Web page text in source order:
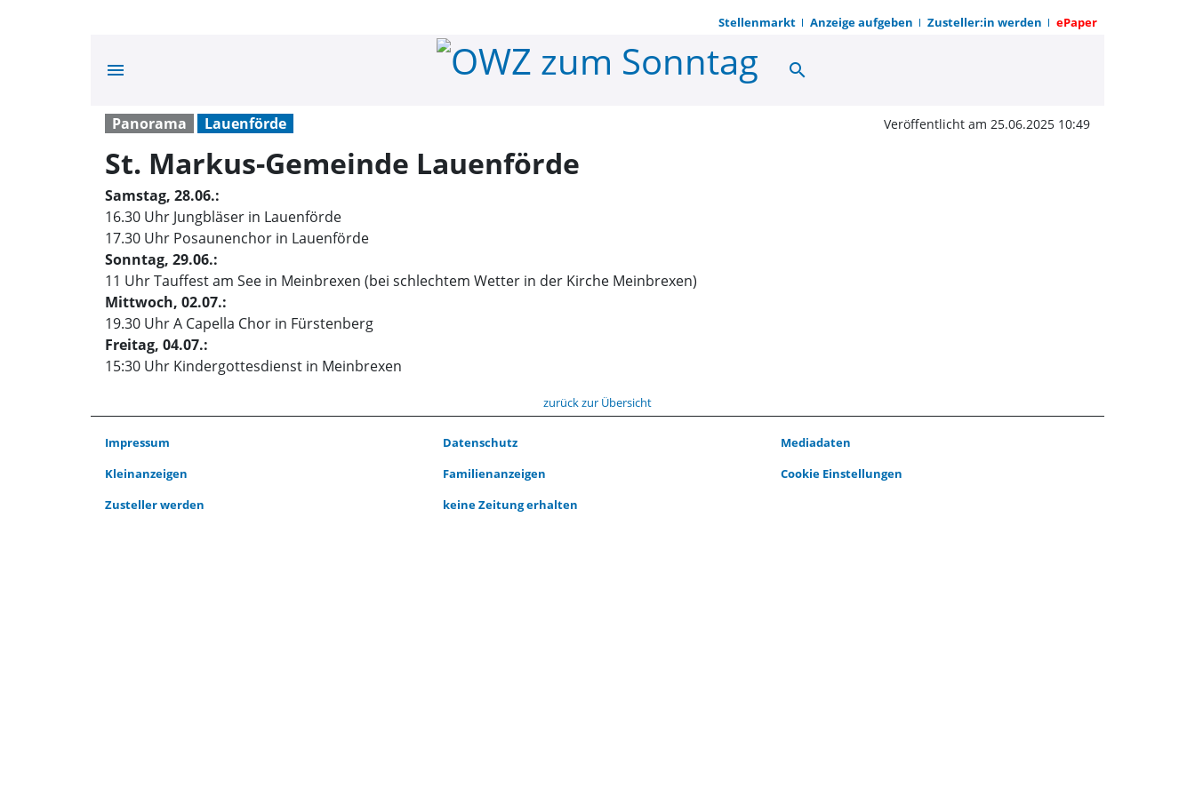
Stellenmarkt Anzeige aufgeben Zusteller:in werden ePaper
menu St. Markus-Gemeinde Lauenförde |
search
Panorama Lauenförde Veröffentlicht am 25.06.2025 10:49
St. Markus-Gemeinde Lauenförde
Samstag, 28.06.:
16.30 Uhr Jungbläser in Lauenförde
17.30 Uhr Posaunenchor in Lauenförde
Sonntag, 29.06.:
11 Uhr Tauffest am See in Meinbrexen (bei schlechtem Wetter in der Kirche Meinbrexen)
Mittwoch, 02.07.:
19.30 Uhr A Capella Chor in Fürstenberg
Freitag, 04.07.:
15:30 Uhr Kindergottesdienst in Meinbrexen
zurück zur Übersicht
Impressum Datenschutz
Mediadaten
Kleinanzeigen
Familienanzeigen
Cookie Einstellungen
Zusteller werden
keine Zeitung erhalten